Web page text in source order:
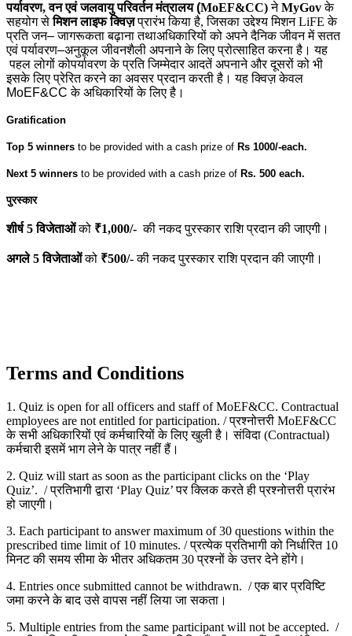
पर्यावरण,वन एवं जलवायु परिवर्तन मंत्रालय (MoEF&CC) नेMyGovके
सहयोग से मिशन लाइफ क्विज़ प्रारंभ किया है,जिसका उद्देश्य मिशनLiFEके
प्रति जन– जागरूकता बढ़ाना तथाअधिकारियों को अपने दैनिक जीवन में सतत
एवं पर्यावरण–अनुकूल जीवनशैली अपनाने के लिए प्रोत्साहित करना है। यह
पहल लोगों कोपर्यावरण के प्रति जिम्मेदार आदतें अपनाने और दूसरों को भी
इसके लिए प्रेरित करने का अवसर प्रदान करती है। यह क्विज़ केवल
MoEF&CC के अधिकारियों के लिए है।
Gratification
Top 5 winners to be provided with a cash prize of Rs 1000/-each.
Next 5 winners to be provided with a cash prize of Rs. 500 each.
पुरस्कार
शीर्ष 5विजेताओं को ₹1,000/- की नकद पुरस्कार राशि प्रदान की जाएगी।
अगले 5विजेताओं को ₹500/- की नकद पुरस्कार राशि प्रदान की जाएगी।
Terms and Conditions
1. Quiz is open for all officers and staff of MoEF&CC. Contractual
employees are not entitled for participation. / प्रश्नोत्तरी MoEF&CC
के सभी अधिकारियों एवं कर्मचारियों के लिए खुली है। संविदा (Contractual)
कर्मचारी इसमें भाग लेने के पात्र नहीं हैं।
2. Quiz will start as soon as the participant clicks on the ‘Play
Quiz’. / प्रतिभागी द्वारा ‘Play Quiz’ पर क्लिक करते ही प्रश्नोत्तरी प्रारंभ
हो जाएगी।
3. Each participant to answer maximum of 30 questions within the
prescribed time limit of 10 minutes. / प्रत्येक प्रतिभागी को निर्धारित 10
मिनट की समय सीमा के भीतर अधिकतम 30 प्रश्नों के उत्तर देने होंगे।
4. Entries once submitted cannot be withdrawn. / एक बार प्रविष्टि
जमा करने के बाद उसे वापस नहीं लिया जा सकता।
5. Multiple entries from the same participant will not be accepted. /